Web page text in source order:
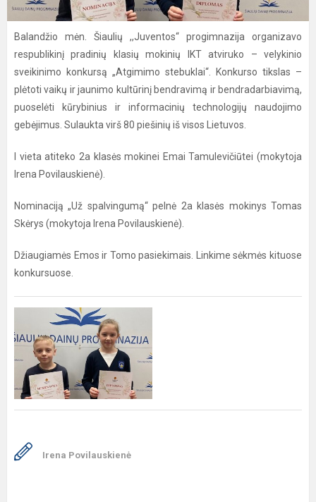
Balandžio mėn. Šiaulių ,,Juventos“ progimnazija organizavo
respublikinį pradinių klasių mokinių IKT atviruko – velykinio
sveikinimo konkursą „Atgimimo stebuklai“. Konkurso tikslas –
plėtoti vaikų ir jaunimo kultūrinį bendravimą ir bendradarbiavimą,
puoselėti kūrybinius ir informacinių technologijų naudojimo
gebėjimus. Sulaukta virš 80 piešinių iš visos Lietuvos.
I vieta atiteko 2a klasės mokinei Emai Tamulevičiūtei (mokytoja
Irena Povilauskienė).
Nominaciją „Už spalvingumą“ pelnė 2a klasės mokinys Tomas
Skėrys (mokytoja Irena Povilauskienė).
Džiaugiamės Emos ir Tomo pasiekimais. Linkime sėkmės kituose
konkursuose.
Irena Povilauskienė